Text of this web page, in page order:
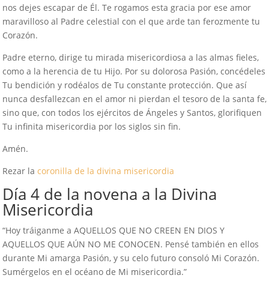
nos dejes escapar de Él. Te rogamos esta gracia por ese amor
maravilloso al Padre celestial con el que arde tan ferozmente tu
Corazón.
Padre eterno, dirige tu mirada misericordiosa a las almas fieles,
como a la herencia de tu Hijo. Por su dolorosa Pasión, concédeles
Tu bendición y rodéalos de Tu constante protección. Que así
nunca desfallezcan en el amor ni pierdan el tesoro de la santa fe,
sino que, con todos los ejércitos de Ángeles y Santos, glorifiquen
Tu infinita misericordia por los siglos sin fin.
Amén.
Rezar la coronilla de la divina misericordia
Día 4 de la novena a la Divina
Misericordia
“Hoy tráiganme a AQUELLOS QUE NO CREEN EN DIOS Y
AQUELLOS QUE AÚN NO ME CONOCEN. Pensé también en ellos
durante Mi amarga Pasión, y su celo futuro consoló Mi Corazón.
Sumérgelos en el océano de Mi misericordia.”